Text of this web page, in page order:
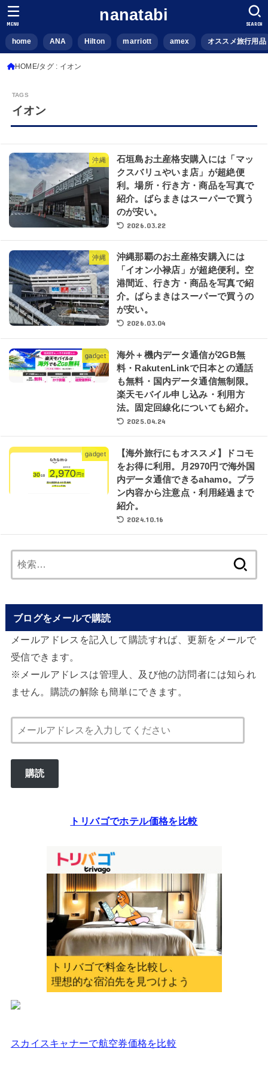
nanatabi
home ANA Hilton marriott amex オススメ旅行用品
SEARCH
MENU
HOME タグ : イオン
イオン
沖縄
石垣島お土産格安購入には「マッ
クスバリュやいま店」が超絶便
利。場所・行き方・商品を写真で
紹介。ばらまきはスーパーで買う
のが安い。
2026.03.22
沖縄
沖縄那覇のお土産格安購入には
「イオン小禄店」が超絶便利。空
港間近、行き方・商品を写真で紹
介。ばらまきはスーパーで買うの
が安い。
2026.03.04
gadget
海外＋機内データ通信が2GB無
料・RakutenLinkで日本との通話
も無料・国内データ通信無制限。
楽天モバイル申し込み・利用方
法。固定回線化についても紹介。
2025.04.24
gadget
【海外旅行にもオススメ】ドコモ
をお得に利用。月2970円で海外国
内データ通信できるahamo。プラ
ン内容から注意点・利用経過まで
紹介。
2024.10.16
索:
ブログをメールで購読
メールアドレスを記入して購読すれば、更新をメールで
受信できます。
※メールアドレスは管理人、及び他の訪問者には知られ
ません。購読の解除も簡単にできます。
ー
ル
購読
トリバゴでホテル価格を比較
スカイスキャナーで航空券価格を比較